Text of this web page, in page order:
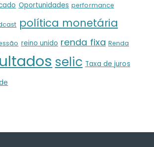
Oportunidades performance
política monetária
reino unido renda fixa Renda
selic Taxa de juros